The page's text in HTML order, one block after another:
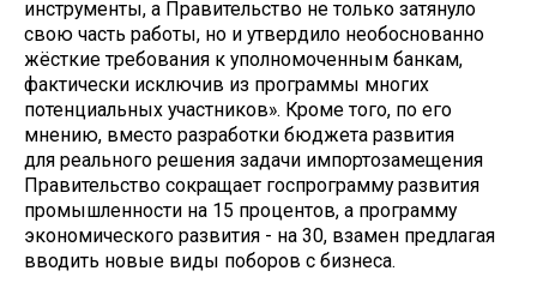
инструменты, а Правительство не только затянуло
свою часть работы, но и утвердило не­обоснованно
жёсткие требования к уполномоченным банкам,
фактически исключив из программы многих
потенциальных участников». Кроме того, по его
мнению, вместо разработки бюджета развития
для реального решения задачи импортозамещения
Правительство сокращает госпрограмму развития
промышленности на 15 процентов, а программу
экономического развития - на 30, взамен предлагая
вводить новые виды поборов с бизнеса.